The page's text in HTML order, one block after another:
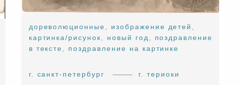
дореволюционные изображение детей
картинка/рисунок
новый год
поздравление
в тексте
поздравление на картинке
г. санкт-петербург г. териоки